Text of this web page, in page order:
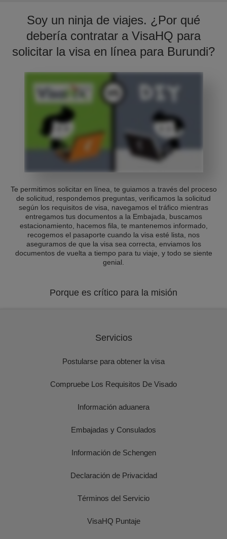
Soy un ninja de viajes. ¿Por qué
debería contratar a VisaHQ para
solicitar la visa en línea para Burundi?
Te permitimos solicitar en línea, te guiamos a través del proceso
de solicitud, respondemos preguntas, verificamos la solicitud
según los requisitos de visa, navegamos el tráfico mientras
entregamos tus documentos a la Embajada, buscamos
estacionamiento, hacemos fila, te mantenemos informado,
recogemos el pasaporte cuando la visa esté lista, nos
aseguramos de que la visa sea correcta, enviamos los
documentos de vuelta a tiempo para tu viaje, y todo se siente
genial.
Porque es crítico para la misión
Servicios
Postularse para obtener la visa
Compruebe Los Requisitos De Visado
Información aduanera
Embajadas y Consulados
Información de Schengen
Declaración de Privacidad
Términos del Servicio
VisaHQ Puntaje